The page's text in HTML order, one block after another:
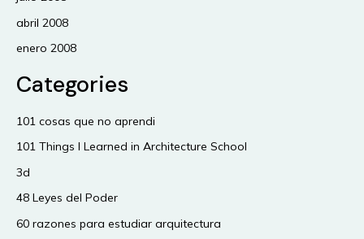
abril 2008
enero 2008
Categories
101 cosas que no aprendi
101 Things I Learned in Architecture School
3d
48 Leyes del Poder
60 razones para estudiar arquitectura